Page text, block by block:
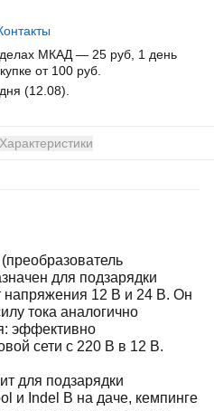
МКАД — 25 руб , 1 день
от 100 руб.
дня (12.08)
Характеристики
для подзарядки
напряжения 12 В и 24 В. Он
тока аналогично
эффективно
сети с 220 В в 12 В.
для подзарядки
и Indel B на даче, кемпинге